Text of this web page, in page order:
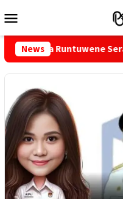
ke
Mobile
News
Runtuwene Serap